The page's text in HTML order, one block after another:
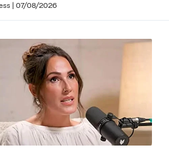
| 07/08/2026